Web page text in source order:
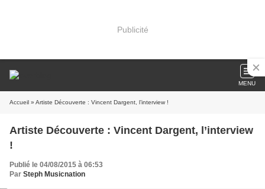
Publicité
MENU
Accueil » Artiste Découverte : Vincent Dargent, l’interview !
Artiste Découverte : Vincent Dargent, l’interview
!
Publié le 04/08/2015 à 06:53
Par Steph Musicnation